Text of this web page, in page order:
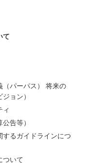
て
（パーパス） 将来の
ョン）
ィ
告等）
するガイドラインにつ
ついて